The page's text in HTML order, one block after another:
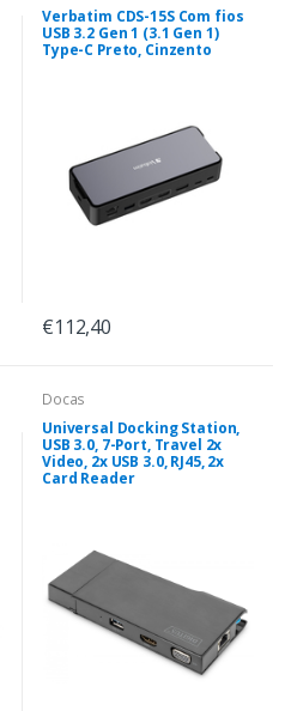
Verbatim CDS-15S Com fios
USB 3.2 Gen 1 (3.1 Gen 1)
Type-C Preto, Cinzento
€112,40
Docas
Universal Docking Station,
USB 3.0, 7-Port, Travel 2x
Video, 2x USB 3.0, RJ45, 2x
Card Reader